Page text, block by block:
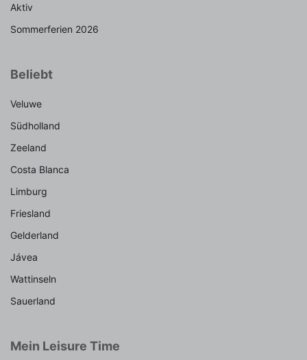
Aktiv
Sommerferien 2026
Beliebt
Veluwe
Südholland
Zeeland
Costa Blanca
Limburg
Friesland
Gelderland
Jávea
Wattinseln
Sauerland
Mein Leisure Time